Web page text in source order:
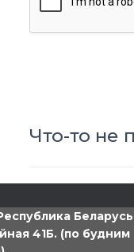
Что-то не
41Б. (по будним